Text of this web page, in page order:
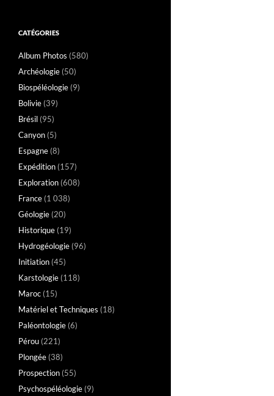
CATÉGORIES
Album Photos (580)
Archéologie (50)
Biospéléologie (9)
Bolivie (39)
Brésil (95)
Canyon (5)
Espagne (8)
Expédition (157)
Exploration (608)
France (1 038)
Géologie (20)
Historique (19)
Hydrogéologie (96)
Initiation (45)
Karstologie (118)
Maroc (15)
Matériel et Techniques (18)
Paléontologie (6)
Pérou (221)
Plongée (38)
Prospection (55)
Psychospéléologie (9)